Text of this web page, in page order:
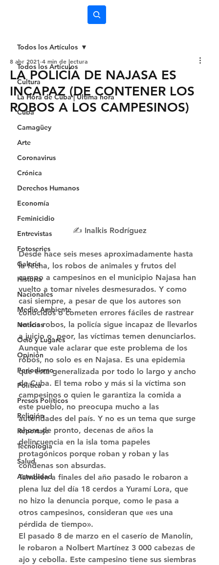
Todos los Artículos
Cultura
La Hora de Cuba | Última hora
Cuba
Camagüey
Arte
Coronavirus
Crónica
Derechos Humanos
Economía
Feminicidio
Entrevistas
Fotoseries
Galería
Historia
Nacionales
Medio Ambiente
Noticias
Ocio y Lugares
Opinión
Periodismo
Política
Presos Políticos
Religión
Reportaje
Tecnología
Salud
Actualidad
Todos los Artículos
LA POLICÍA DE NAJASA ES
INCAPAZ (DE CONTENER LOS
ROBOS A LOS CAMPESINOS)
8 abr 2021 4 min de lectura
✍️ Inalkis Rodríguez
Desde hace seis meses aproximadamente hasta
la fecha, los robos de animales y frutos del
campo a campesinos en el municipio Najasa han
vuelto a tomar niveles desmesurados. Y como
casi siempre, a pesar de que los autores son
conocidos o cometen errores fáciles de rastrear
en los robos, la policía sigue incapaz de llevarlos
a juicio o, peor, las víctimas temen denunciarlos.
Aunque vale aclarar que este problema de los
robos, no solo es en Najasa. Es una epidemia
que está generalizada por todo lo largo y ancho
de Cuba. El tema robo y más si la víctima son
campesinos o quien le garantiza la comida a
este pueblo, no preocupa mucho a las
autoridades del país. Y no es un tema que surge
ahora de pronto, decenas de años la
delincuencia en la isla toma papeles
protagónicos porque roban y roban y las
condenas son absurdas.
También a finales del año pasado le robaron a
plena luz del día 18 cerdos a Yuramí Lora, que
no hizo la denuncia porque, como le pasa a
otros campesinos, consideran que «es una
pérdida de tiempo».
El pasado 8 de marzo en el caserío de Manolín,
le robaron a Nolbert Martínez 3 000 cabezas de
ajo y cebolla. Este campesino tiene sus siembras